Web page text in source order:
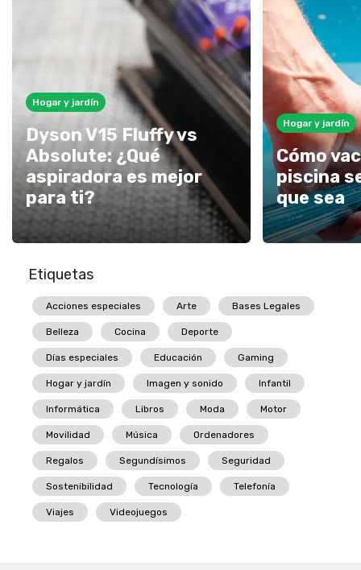
Hogar y jardín
Dyson V15 Fluffy vs
Absolute: ¿Qué
aspiradora es mejor
para ti?
Hogar y jardín
Cómo
piscina
que sea
Etiquetas
Acciones especiales Arte Bases Legales
Belleza Cocina Deporte
Días especiales Educación Gaming
Hogar y jardín Imagen y sonido Infantil
Informática Libros Moda Motor
Movilidad Música Ordenadores
Regalos Segundísimos Seguridad
Sostenibilidad Tecnología Telefonía
Viajes Videojuegos